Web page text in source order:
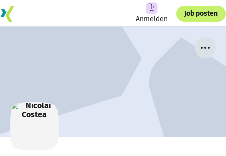
Anmelden
Job posten